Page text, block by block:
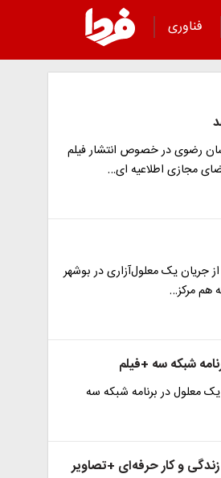
فناوری
رضوی در خصوص انتشار فیلم
مجازی اطلاعیه ای…
جریان یک معلول‌آزاری در بوشهر
هم مرکز…
شبکه سه +فیلم
معلول در برنامه شبکه سه
زندگی و کار حرفه‌ای +تصاویر